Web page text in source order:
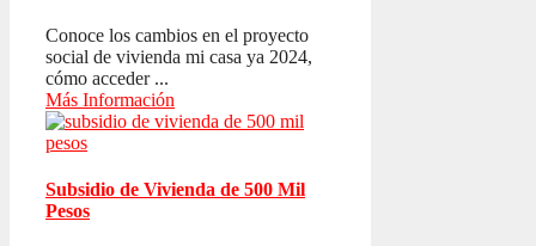
Conoce los cambios en el proyecto
social de vivienda mi casa ya 2024,
cómo acceder ...
Más Información
Subsidio de Vivienda de 500 Mil
Pesos